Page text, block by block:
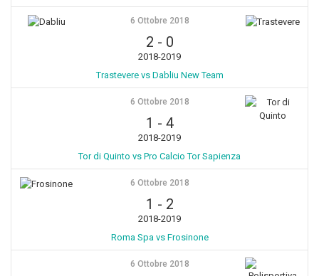
6 Ottobre 2018
2 - 0
2018-2019
Trastevere vs Dabliu New Team
6 Ottobre 2018
1 - 4
2018-2019
Tor di Quinto vs Pro Calcio Tor Sapienza
6 Ottobre 2018
1 - 2
2018-2019
Roma Spa vs Frosinone
6 Ottobre 2018